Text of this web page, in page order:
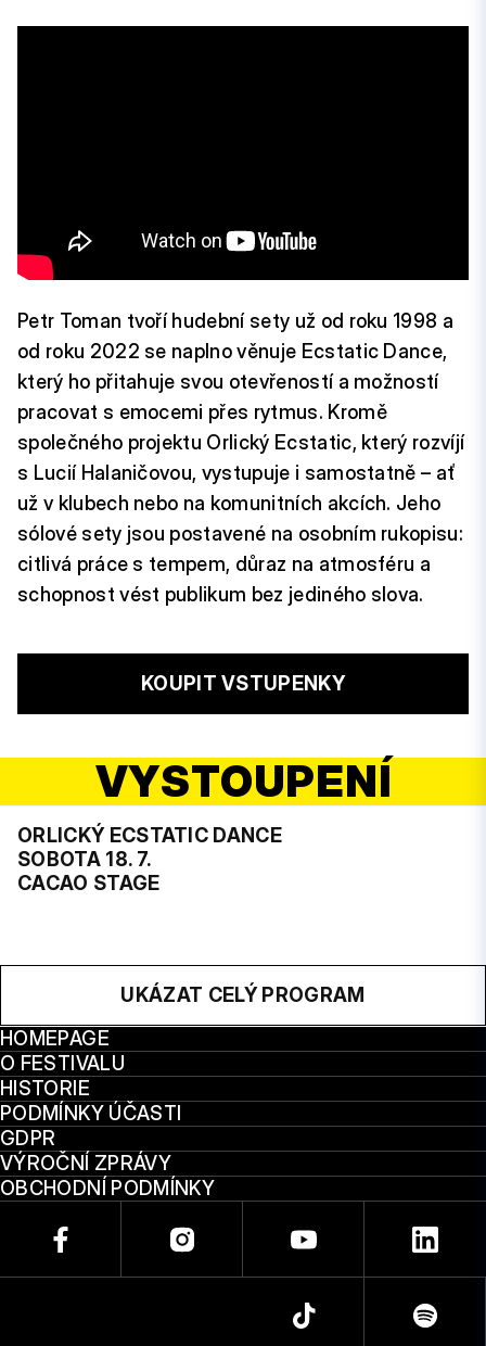
Petr Toman tvoří hudební sety už od roku 1998 a
od roku 2022 se naplno věnuje Ecstatic Dance,
který ho přitahuje svou otevřeností a možností
pracovat s emocemi přes rytmus. Kromě
společného projektu Orlický Ecstatic, který rozvíjí
s Lucií Halaničovou, vystupuje i samostatně – ať
už v klubech nebo na komunitních akcích. Jeho
sólové sety jsou postavené na osobním rukopisu:
citlivá práce s tempem, důraz na atmosféru a
schopnost vést publikum bez jediného slova.
KOUPIT VSTUPENKY
VYSTOUPENÍ
ORLICKÝ ECSTATIC DANCE
SOBOTA 18. 7.
CACAO STAGE
UKÁZAT CELÝ PROGRAM
HOMEPAGE
O FESTIVALU
HISTORIE
PODMÍNKY ÚČASTI
GDPR
VÝROČNÍ ZPRÁVY
OBCHODNÍ PODMÍNKY